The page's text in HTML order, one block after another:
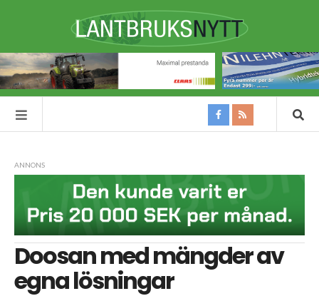
ANNONS
Doosan med mängder av
egna lösningar